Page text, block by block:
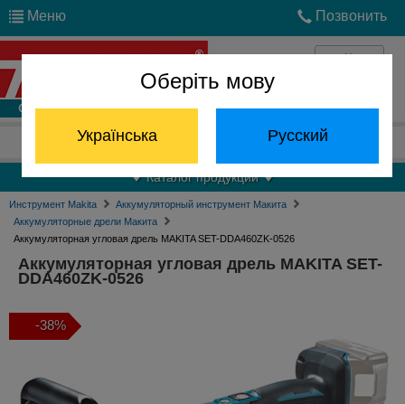
Оберіть мову
Українська Русский
Меню Позвонить
Войти
Отдел запчастей: (068) 824-24-24
Каталог продукции
Инструмент Makita
Аккумуляторный инструмент Макита
Аккумуляторные дрели Макита
Аккумуляторная угловая дрель MAKITA SET-DDA460ZK-0526
Аккумуляторная угловая дрель MAKITA SET-
DDA460ZK-0526
-38%